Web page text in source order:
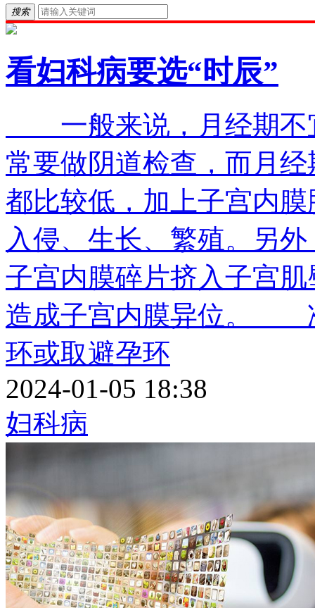
搜索
看妇科病要选“时辰”
一般来说，月经期不
常要做阴道检查，而月
都比较低，加上子宫内
入侵、生长、繁殖。另
子宫内膜碎片挤入子宫
造成子宫内膜异位。
环或取避孕环
2024-01-05 18:38
妇科病